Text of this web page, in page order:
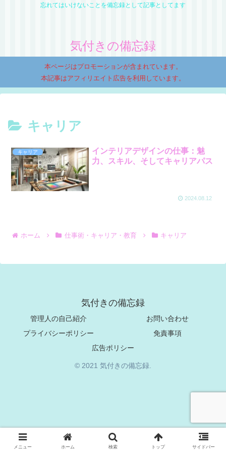
忘れてはいけないことを備忘録として記事としてます
気付きの備忘録
本ページはプロモーションが含まれています。
本記事はアフィリエイト広告を利用しています。
キャリア
キャリア
インテリアデザインの仕事：魅
力、スキル、そしてキャリアパス
2024.08.12
ホーム 仕事術・キャリア・教育 キャリア
気付きの備忘録
管理人の自己紹介
お問い合わせ
プライバシーポリシー
免責事項
広告ポリシー
© 2021 気付きの備忘録.
メニュー ホーム 検索 トップ サイドバー